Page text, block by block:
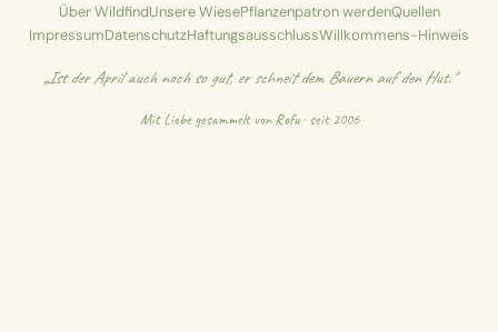
Über WildfindUnsere WiesePflanzenpatron werdenQuellen
ImpressumDatenschutzHaftungsausschlussWillkommens-Hinweis
„Ist der April auch noch so gut, er schneit dem Bauern auf den Hut."
Mit Liebe gesammelt vonRofu· seit 2006